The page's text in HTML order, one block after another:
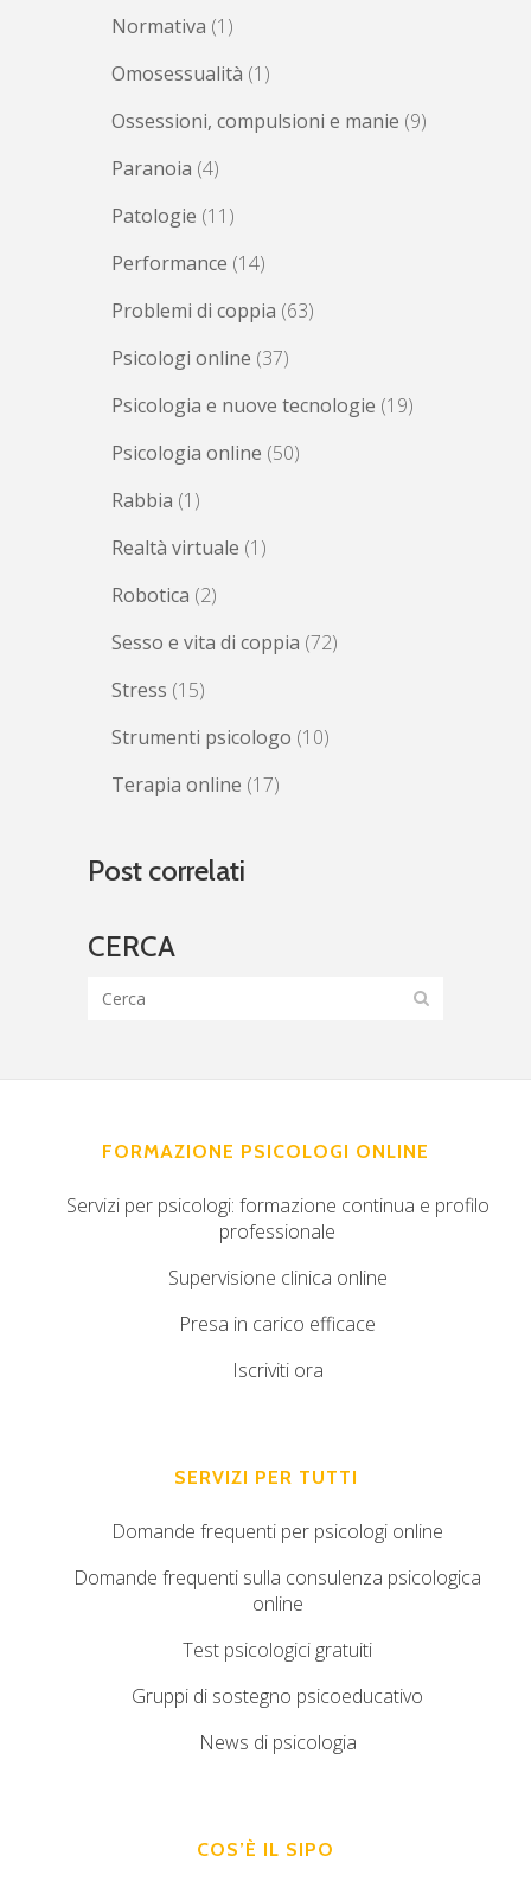
Normativa (1)
Omosessualità (1)
Ossessioni, compulsioni e manie (9)
Paranoia (4)
Patologie (11)
Performance (14)
Problemi di coppia (63)
Psicologi online (37)
Psicologia e nuove tecnologie (19)
Psicologia online (50)
Rabbia (1)
Realtà virtuale (1)
Robotica (2)
Sesso e vita di coppia (72)
Stress (15)
Strumenti psicologo (10)
Terapia online (17)
Post correlati
CERCA
FORMAZIONE PSICOLOGI ONLINE
Servizi per psicologi: formazione continua e profilo
professionale
Supervisione clinica online
Presa in carico efficace
Iscriviti ora
SERVIZI PER TUTTI
Domande frequenti per psicologi online
Domande frequenti sulla consulenza psicologica
online
Test psicologici gratuiti
Gruppi di sostegno psicoeducativo
News di psicologia
COS’È IL SIPO